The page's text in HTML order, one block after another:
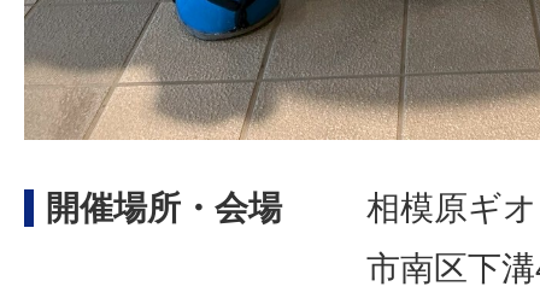
開催場所・会場
相模原ギ
市南区下